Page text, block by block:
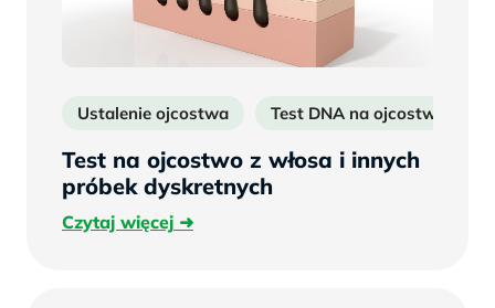
Ustalenie ojcostwa Test DNA na ojcostwo
Test na ojcostwo z włosa i innych
próbek dyskretnych
Czytaj więcejCzytaj